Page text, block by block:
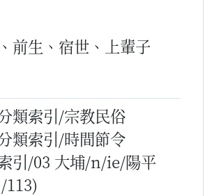
前生、宿世、上輩子
類索引/宗教民俗
類索引/時間節令
引/03 大埔/n/ie/陽平